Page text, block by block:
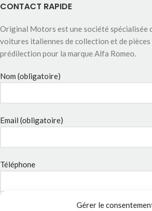
Gérer le
CONTACT RAPIDE
Original Motors est une société spécialisée
voitures italiennes de collection et de pièces
prédilection pour la marque Alfa Romeo.
Nom (obligatoire)
Email (obligatoire)
Téléphone